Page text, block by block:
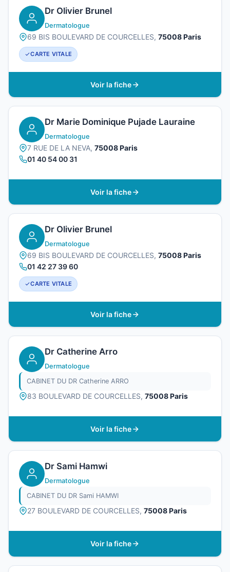
Dr Olivier Brunel
Dermatologue
69 BIS BOULEVARD DE COURCELLES, 75008 Paris
CARTE VITALE
Voir la fiche
Dr Marie Dominique Pujade Lauraine
Dermatologue
7 RUE DE LA NEVA, 75008 Paris
01 40 54 00 31
Voir la fiche
Dr Olivier Brunel
Dermatologue
69 BIS BOULEVARD DE COURCELLES, 75008 Paris
01 42 27 39 60
CARTE VITALE
Voir la fiche
Dr Catherine Arro
Dermatologue
CABINET DU DR Catherine ARRO
83 BOULEVARD DE COURCELLES, 75008 Paris
Voir la fiche
Dr Sami Hamwi
Dermatologue
CABINET DU DR Sami HAMWI
27 BOULEVARD DE COURCELLES, 75008 Paris
Voir la fiche